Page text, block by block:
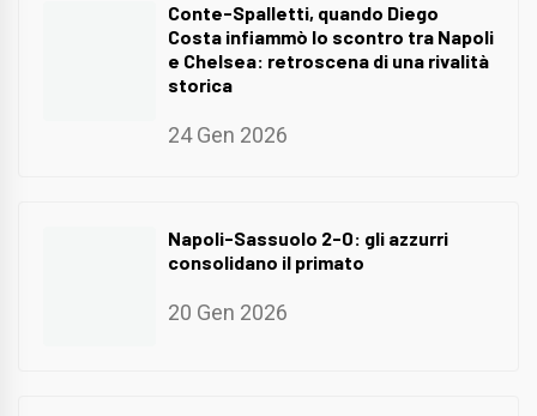
Conte-Spalletti, quando Diego
Costa infiammò lo scontro tra Napoli
e Chelsea: retroscena di una rivalità
storica
24 Gen 2026
Napoli-Sassuolo 2-0: gli azzurri
consolidano il primato
20 Gen 2026